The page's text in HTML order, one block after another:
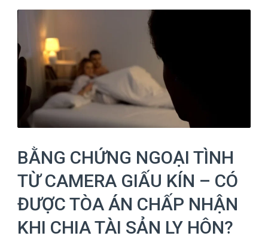
BẰNG CHỨNG NGOẠI TÌNH
TỪ CAMERA GIẤU KÍN – CÓ
ĐƯỢC TÒA ÁN CHẤP NHẬN
KHI CHIA TÀI SẢN LY HÔN?